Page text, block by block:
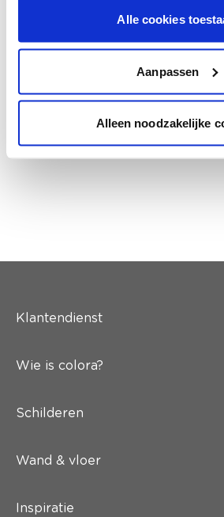
Alle cookies
Aanpassen
Alleen noodzakelijke
Krijg kleuradvies op basis
en je meubels.
Krijg ineens een
Klantendienst
Wie is colora?
Schilderen
Wand & vloer
Inspiratie